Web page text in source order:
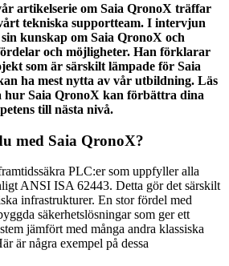
artikelserie om Saia QronoX träffar
tekniska supportteam. I intervjun
kunskap om Saia QronoX och
och möjligheter. Han förklarar
som är särskilt lämpade för Saia
ha mest nytta av vår utbildning. Läs
hur Saia QronoX kan förbättra dina
till nästa nivå.
med Saia QronoX?
PLC:er som uppfyller alla
ANSI ISA 62443. Detta gör det särskilt
infrastrukturer. En stor fördel med
säkerhetslösningar som ger ett
jämfört med många andra klassiska
är några exempel på dessa